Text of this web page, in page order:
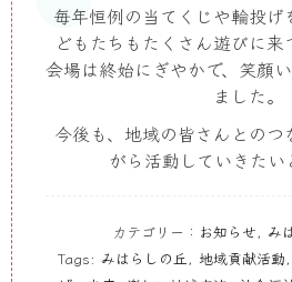
毎年恒例の当てくじや輪投
どもたちもたくさん遊びに来
会場は終始にぎやかで、笑顔
ました。
今後も、地域の皆さんとのつ
がら活動していきたい
カテゴリー： お知らせ, み
Tags: みはらしの丘 , 地域貢献活動,